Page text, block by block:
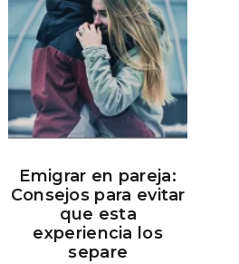
Emigrar en pareja:
Consejos para evitar
que esta
experiencia los
separe